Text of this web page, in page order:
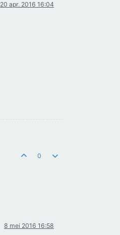
20 apr. 2016 16:04
0
8 mei 2016 16:58